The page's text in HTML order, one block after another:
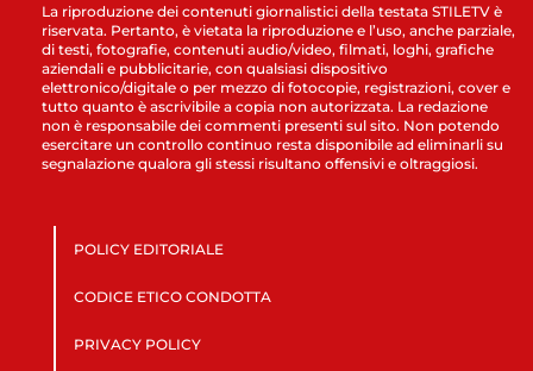
La riproduzione dei contenuti giornalistici della testata STILETV è
riservata. Pertanto, è vietata la riproduzione e l’uso, anche parziale,
di testi, fotografie, contenuti audio/video, filmati, loghi, grafiche
aziendali e pubblicitarie, con qualsiasi dispositivo
elettronico/digitale o per mezzo di fotocopie, registrazioni, cover e
tutto quanto è ascrivibile a copia non autorizzata. La redazione
non è responsabile dei commenti presenti sul sito. Non potendo
esercitare un controllo continuo resta disponibile ad eliminarli su
segnalazione qualora gli stessi risultano offensivi e oltraggiosi.
POLICY EDITORIALE
CODICE ETICO CONDOTTA
PRIVACY POLICY